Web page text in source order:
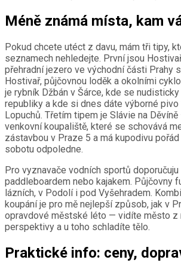
Méně známá místa, kam
Pokud chcete utéct z davu, mám tři tipy,
seznamech nehledejte. První jsou
přehradní jezero ve východní části Prahy
Hostivař, půjčovnou loděk a okolními
je rybník Džbán v Šárce, kde se
republiky a kde si dnes dáte výborné pivo
Lopuchů. Třetím tipem je Slávie na
venkovní koupaliště, které se schovává
zástavbou v Praze 5 a má kupodivu
sobotu odpoledne.
Pro vyznavače vodních sportů
paddleboardem nebo kajakem. Půjčovny
lázních, v Podolí i pod Vyšehradem.
koupání je pro mě nejlepší způsob, jak v
opravdové městské léto — vidíte město z
perspektivy a u toho schladíte tělo.
Praktické info: ceny,